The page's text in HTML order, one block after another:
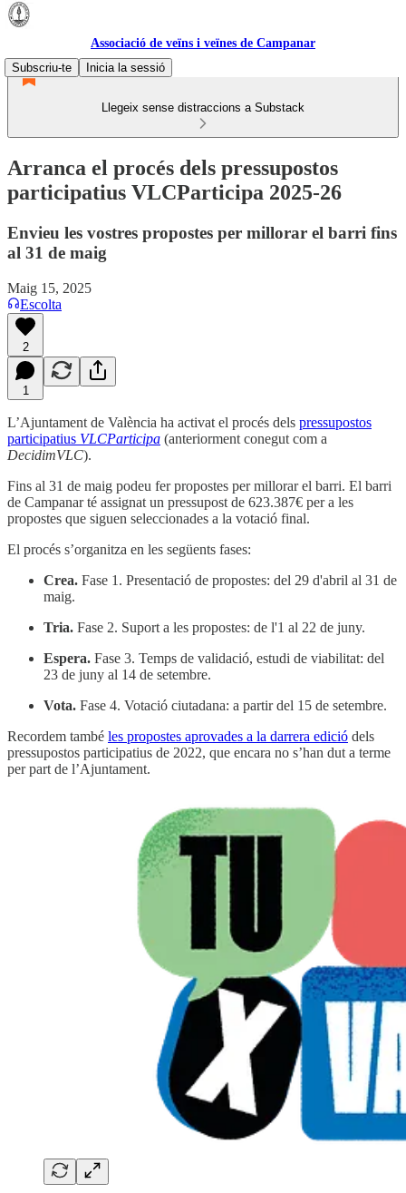
Associació de veïns i veïnes de Campanar
Subscriu-te
Inicia la sessió
Llegeix sense distraccions a Substack
Arranca el procés dels pressupostos
participatius VLCParticipa 2025-26
Envieu les vostres propostes per millorar el barri fins
al 31 de maig
Maig 15, 2025
Escolta
2
1
L’Ajuntament de València ha activat el procés dels pressupostos
participatius VLCParticipa (anteriorment conegut com a
DecidimVLC).
Fins al 31 de maig podeu fer propostes per millorar el barri. El barri
de Campanar té assignat un pressupost de 623.387€ per a les
propostes que siguen seleccionades a la votació final.
El procés s’organitza en les següents fases:
Crea. Fase 1. Presentació de propostes: del 29 d'abril al 31 de
maig.
Tria. Fase 2. Suport a les propostes: de l'1 al 22 de juny.
Espera. Fase 3. Temps de validació, estudi de viabilitat: del
23 de juny al 14 de setembre.
Vota. Fase 4. Votació ciutadana: a partir del 15 de setembre.
Recordem també les propostes aprovades a la darrera edició dels
pressupostos participatius de 2022, que encara no s’han dut a terme
per part de l’Ajuntament.